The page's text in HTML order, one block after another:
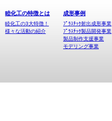
睦化工の特徴とは
睦化工の3大特徴！
様々な活動の紹介
成形事例
ﾌﾟﾗｽﾁｯｸ射出成形事業
ﾌﾟﾗｽﾁｯｸ製品開発事業
製品制作支援事業
モデリング事業